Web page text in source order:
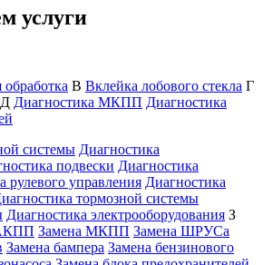
услуги
В Вклейка лобового стекла Г
Д Диагностика МКПП Диагностика
системы Диагностика
подвески Диагностика
рулевого управления Диагностика
тормозной системы
Диагностика электрооборудования З
Замена МКПП Замена ШРУСа
Замена бампера Замена бензинового